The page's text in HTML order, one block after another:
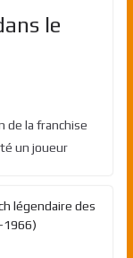
le
de la franchise
un joueur
légendaire des
1966)